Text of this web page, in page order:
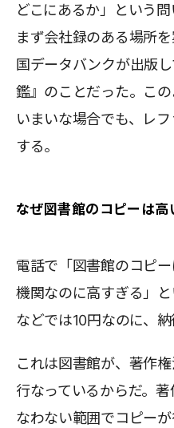
どこにあるか」という
まず会社録のある場所
国データバンクが出版
鑑』のことだった。こ
いまいな場合でも、レ
する。
なぜ図書館のコピーは高
電話で「図書館のコピ
機関なのに高すぎる」
などでは10円なのに、納
これは図書館が、著作
行なっているからだ。
なわない範囲でコピー